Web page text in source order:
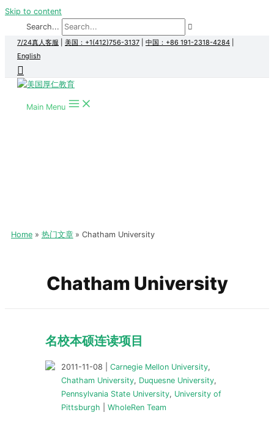
Skip to content
Search...
7/24真人客服 美国：+1(412)756-3137 中国：+86 191-2318-4284
English
Main Menu
Home 热门文章 Chatham University
Chatham University
名校本硕连读项目
2011-11-08 Carnegie Mellon University,
Chatham University, Duquesne University,
Pennsylvania State University, University of
Pittsburgh
WholeRen Team